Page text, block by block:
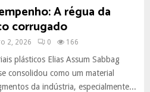
A régua da
corrugado
2, 2026 0 166
plásticos Elias Assum Sabbag
consolidou como um material
da indústria, especialmente...